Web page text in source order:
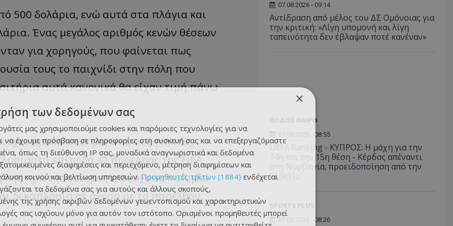
500 δολάρια, ενώ αυτά στα πλάγια και
Ένας μεγάλος αριθμός κενών θέσεων
για χορηγούς, που φαίνεται πως
τους το παιχνίδι στην πόλη που
αυτά κανονικά θα είχαν τιμή πάνω
προκαλέσει μεγάλες συζητήσεις,
επίπεδα. Ο πρόεδρος της FIFA,
πρώτης σέντρας πως έχουν πωληθεί
δεκαπλάσια σε σχέση με το παρελθόν.
07.08.2026 - 09:14
Αντίδραση από μέλος του ΔΣ Ομόνοιας για
την κριτική: «Λίγη υπομονή και λίγη
ταπεινότητα δεν έβλαψαν ποτέ κανέναν»
ΠΟΔΟΣΦΑΙΡΟ
07.08.2026 - 08:55
UEFA Ranking - ΚΥΠΡΟΣ: Η μάχη για την
14η και την 15η θέση - Κέρδος απέναντι
στη Νορβηγία, προειδοποίηση από την
Ελβετία
07.08.2026 - 08:26
×
των δεδομένων σας
μας χρησιμοποιούμε cookies και παρόμοιες τεχνολογίες για να
να έχουμε πρόσβαση σε πληροφορίες στη συσκευή σας και να επεξεργαζόμαστε
όπως τη διεύθυνση IP σας, μοναδικά αναγνωριστικά και δεδομένα
διαφημίσεις και περιεχόμενο, μέτρηση διαφημίσεων και
κοινού και βελτίωση υπηρεσιών.Προμηθευτές τρίτων (1884) ενδέχεται
τα δεδομένα σας για αυτούς και άλλους σκοπούς,
της χρήσης ακριβών δεδομένων γεωεντοπισμού και χαρακτηριστικών
σας ισχύουν μόνο για αυτόν τον ιστότοπο. Ορισμένοι προμηθευτές μπορεί